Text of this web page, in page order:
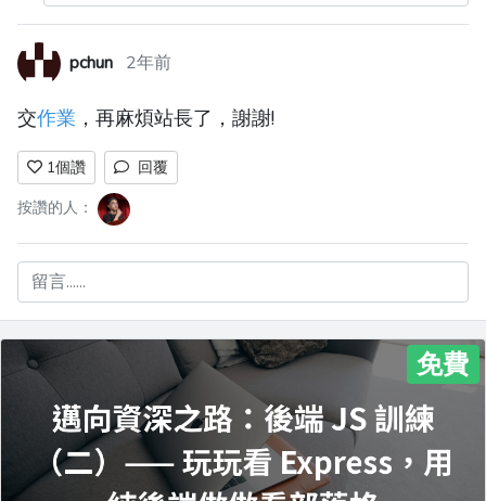
pchun 2年前
交作業 ，再麻煩站長了，謝謝!
1個讚
回覆
按讚的人：
留言......
免費